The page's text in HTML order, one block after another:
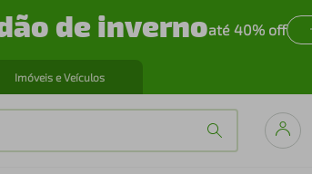
de invernoaté 40% off
Imóveis e Veículos